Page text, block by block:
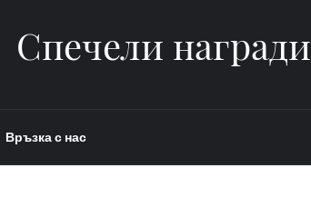
Спечели награди
Връзка с нас